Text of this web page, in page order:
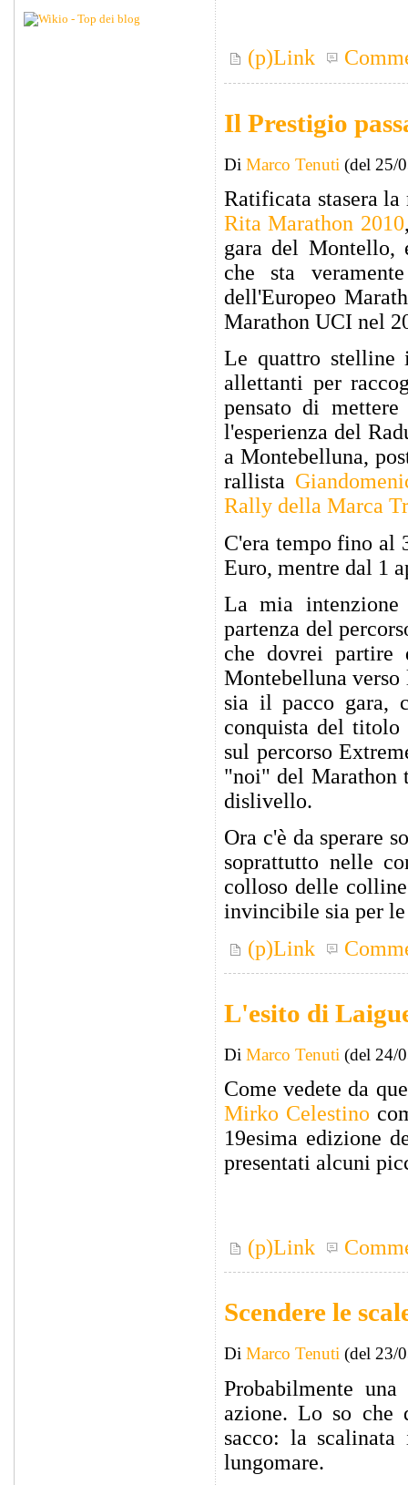
(p)Link
Il Prestigio
Di Marco Tenuti (del 25/
Ratificata stasera
Rita Marathon 2010
gara del Montello,
che sta
dell'Europeo
Marathon UCI nel
Le quattro stelline
allettanti per
pensato di
l'esperienza del
a Montebelluna,
rallista
Rally della Marca
C'era tempo fino al
Euro, mentre dal 1
La mia
partenza del
che dovrei partire
Montebelluna
sia il pacco gara,
conquista del
sul percorso
"noi" del Marathon
dislivello.
Ora c'è da sperare
soprattutto nelle
colloso delle
invincibile sia per
(p)Link
L'esito di
Di Marco Tenuti (del 24/
Come vedete da
Mirko Celestino
19esima edizione
presentati alcuni
(p)Link
Scendere le
Di Marco Tenuti (del 23/
Probabilmente
azione. Lo so che
sacco: la
lungomare.